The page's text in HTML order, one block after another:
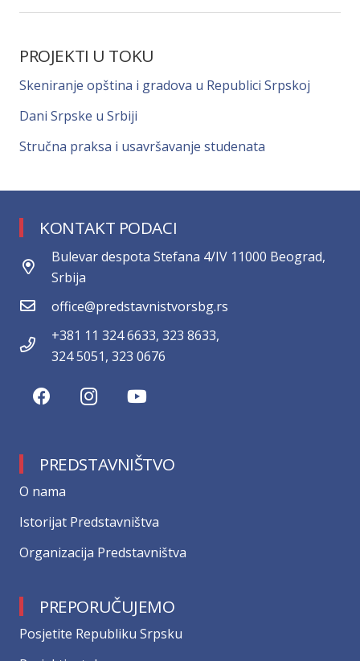
PROJEKTI U TOKU
Skeniranje opština i gradova u Republici Srpskoj
Dani Srpske u Srbiji
Stručna praksa i usavršavanje studenata
KONTAKT PODACI
Bulevar despota Stefana 4/IV 11000 Beograd,
Srbija
office@predstavnistvorsbg.rs
+381 11 324 6633, 323 8633,
324 5051, 323 0676
PREDSTAVNIŠTVO
О nama
Istorijat Predstavništva
Organizacija Predstavništva
PREPORUČUJEMO
Posjetite Republiku Srpsku